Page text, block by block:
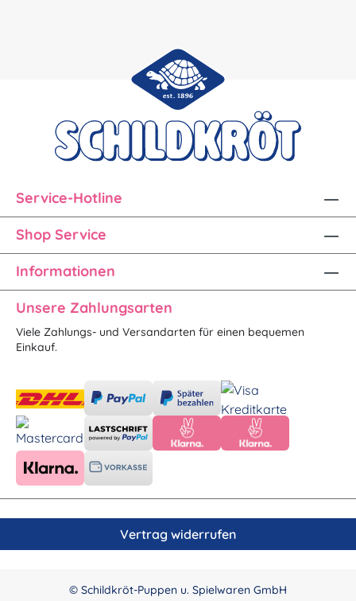
Service-Hotline
Shop Service
Informationen
Unsere Zahlungsarten
Viele Zahlungs- und Versandarten für einen bequemen
Einkauf.
Vertrag widerrufen
© Schildkröt-Puppen u. Spielwaren GmbH